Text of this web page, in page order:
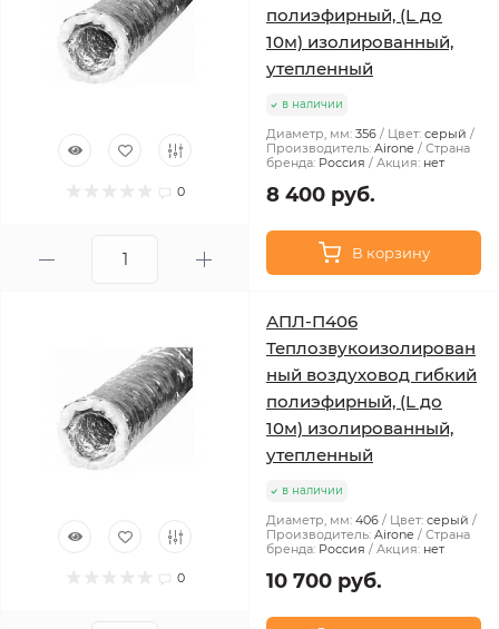
0
полиэфирный, (L до
10м) изолированный,
утепленный
в наличии
Диаметр, мм: 356 Цвет: серый
Производитель: Airone
Страна
бренда: Россия Акция: нет
8 400 руб.
В корзину
0
АПЛ-П406
Теплозвукоизолирован
ный воздуховод гибкий
полиэфирный, (L до
10м) изолированный,
утепленный
в наличии
Диаметр, мм: 406 Цвет: серый
Производитель: Airone
Страна
бренда: Россия Акция: нет
10 700 руб.